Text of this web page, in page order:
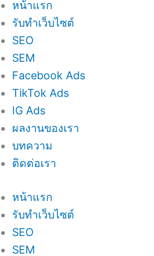
หน้าแรก
รับทำเว็บไซต์
SEO
SEM
Facebook Ads
TikTok Ads
IG Ads
ผลงานของเรา
บทความ
ติดต่อเรา
หน้าแรก
รับทำเว็บไซต์
SEO
SEM